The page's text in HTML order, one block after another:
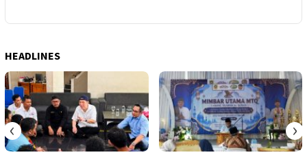
HEADLINES
‹ ›